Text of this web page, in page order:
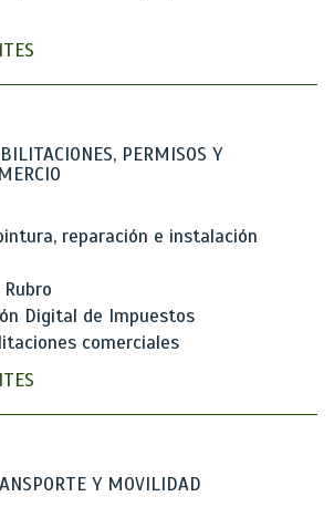
PERMISOS Y
reparación e instalación
Digital de Impuestos
comerciales
Y MOVILIDAD